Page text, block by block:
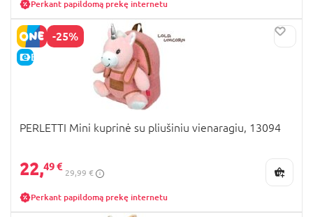
Perkant papildomą prekę internetu
-25%
E-KAINA
PERLETTI Mini kuprinė su pliušiniu vienaragiu, 13094
22,49 €
29,99 €
Perkant papildomą prekę internetu